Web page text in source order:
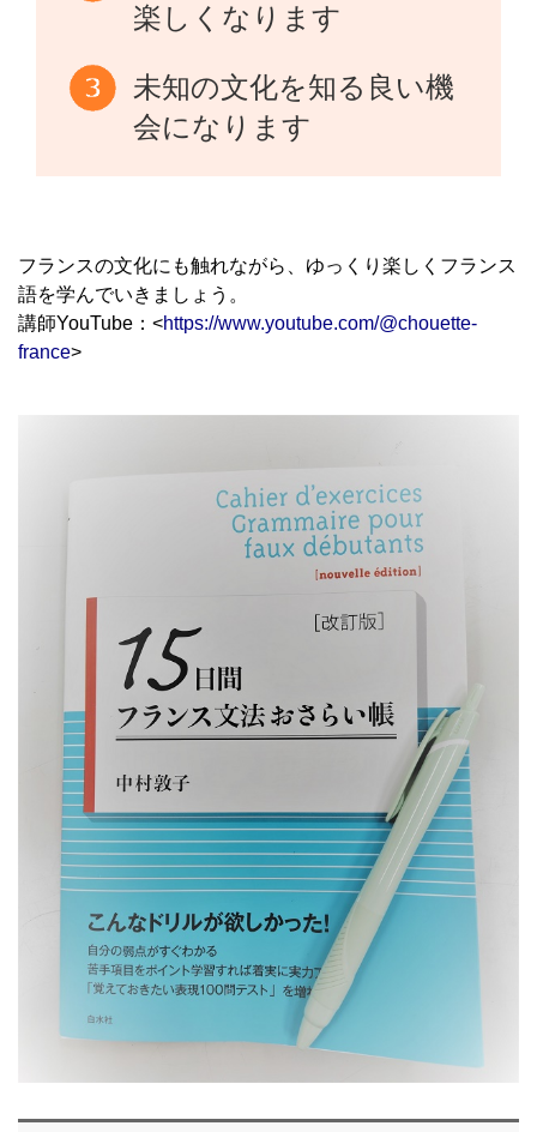
楽しくなります
未知の文化を知る良い機
会になります
フランスの文化にも触れながら、ゆっくり楽しくフランス
語を学んでいきましょう。
講師YouTube：<https://www.youtube.com/@chouette-
france>